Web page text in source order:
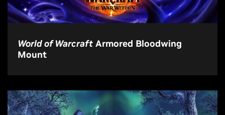
World of Warcraft Armored Bloodwing
Mount